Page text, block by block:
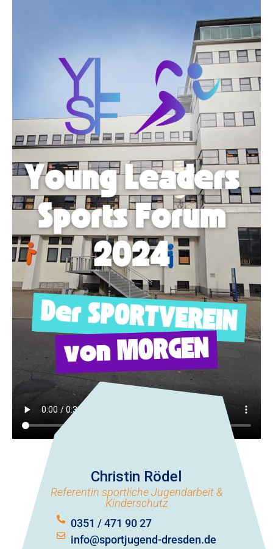
Christin Rödel
Referentin sportliche Jugendarbeit &
Kinderschutz
0351 / 471 90 27
info@sportjugend-dresden.de